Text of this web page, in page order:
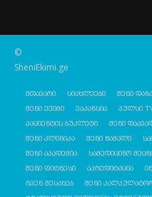
©
SheniEkimi.ge
მთავარი სიახლეები შენი
შენი ექიმი
ვაკანსია
პულსი
პაციენტის ბუკლეტი
შენი
შენი კლინიკა
შენი წამალი
შენი აკადემია
სამედიცინო
შენი ფიტნესი
აკრედიტაცია
ჩვენ შესახებ
შენი